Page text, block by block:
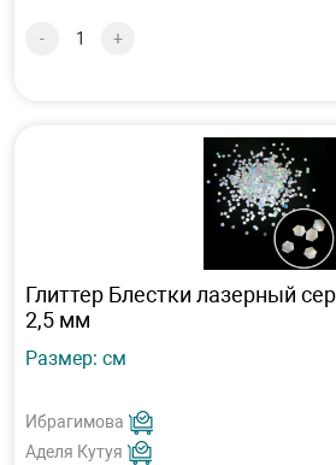
- +
Глиттер Блестки лазерный
2,5 мм
Размер: см
Ибрагимова
Аделя Кутуя